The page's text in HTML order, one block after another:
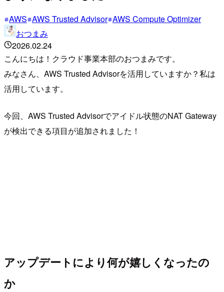
AWS AWS Trusted Advisor AWS Compute Optimizer
おつまみ
2026.02.24
こんにちは！クラウド事業本部のおつまみです。
みなさん、AWS Trusted Advisorを活用していますか？私は
活用しています。
今回、AWS Trusted Advisorでアイドル状態のNAT Gateway
が検出できる項目が追加されました！
アップデートにより何が嬉しくなったの
か